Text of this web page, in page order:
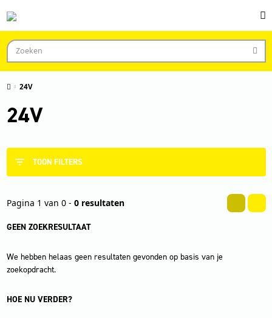
24V
24V
TOON FILTERS
Pagina 1 van 0 - 0 resultaten
GEEN ZOEKRESULTAAT
We hebben helaas geen resultaten gevonden op basis van je
zoekopdracht.
HOE NU VERDER?